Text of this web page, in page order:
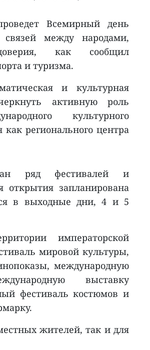
Всемирный день
между народами,
как сообщил
и туризма.
и культурная
активную роль
культурного
регионального центра
ряд фестивалей и
открытия запланирована
в выходные дни, 4 и 5
императорской
мировой культуры,
международную
выставку
фестиваль костюмов и
жителей, так и для